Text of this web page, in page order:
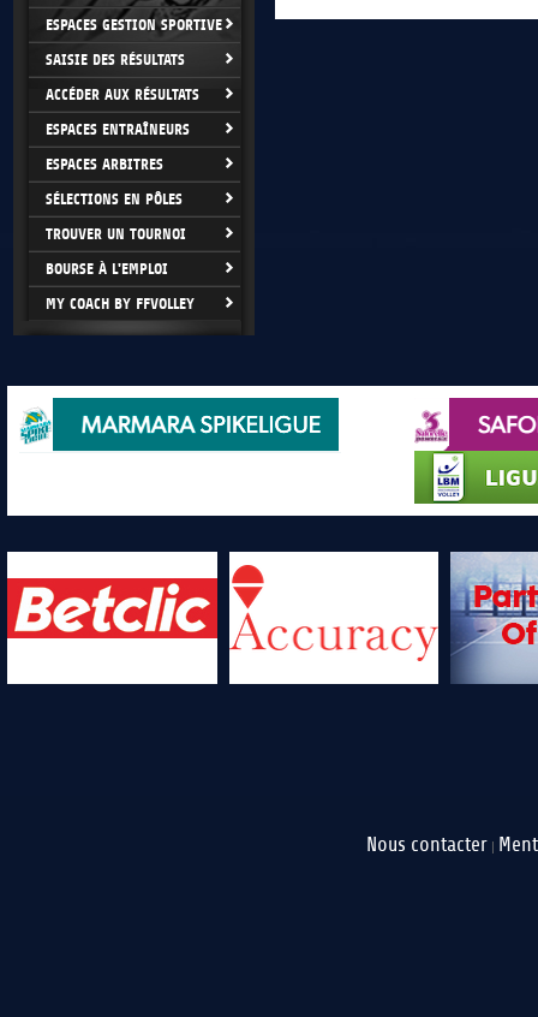
ESPACES GESTION SPORTIVE
SAISIE DES RÉSULTATS
ACCÉDER AUX RÉSULTATS
ESPACES ENTRAÎNEURS
ESPACES ARBITRES
SÉLECTIONS EN PÔLES
TROUVER UN TOURNOI
BOURSE À L'EMPLOI
MY COACH BY FFVOLLEY
Nous contacter |